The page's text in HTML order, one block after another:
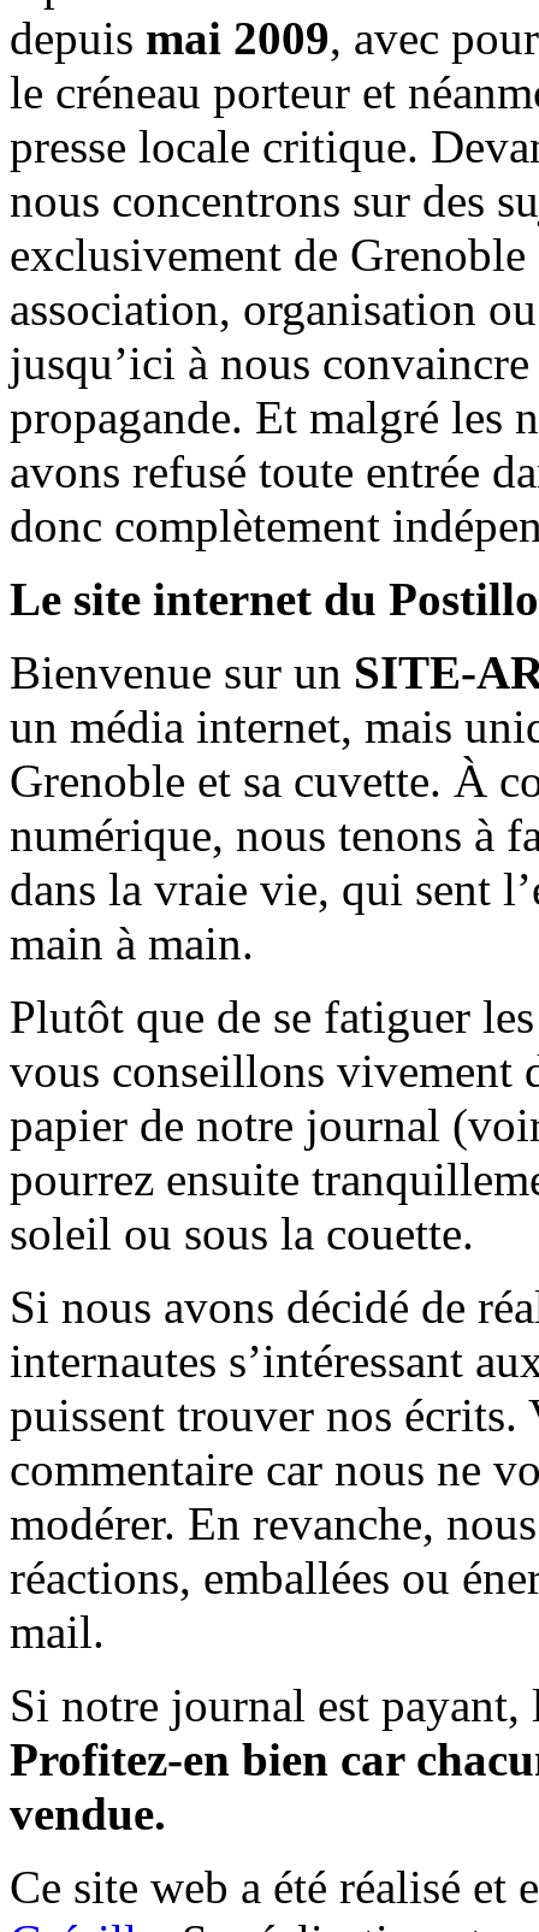
depuis mai 2009, avec
le créneau porteur et
presse locale critique.
nous concentrons sur des
exclusivement de
association, organisation
jusqu’ici à nous
propagande. Et malgré les
avons refusé toute entrée
donc complètement
Le site internet du
Bienvenue sur un SITE-
un média internet, mais
Grenoble et sa cuvette. À
numérique, nous tenons à
dans la vraie vie, qui sent
main à main.
Plutôt que de se fatiguer
vous conseillons vivement
papier de notre journal
pourrez ensuite
soleil ou sous la couette.
Si nous avons décidé de
internautes s’intéressant
puissent trouver nos écrits.
commentaire car nous ne
modérer. En revanche,
réactions, emballées ou
mail.
Si notre journal est payant,
Profitez-en bien car
vendue.
Ce site web a été réalisé et